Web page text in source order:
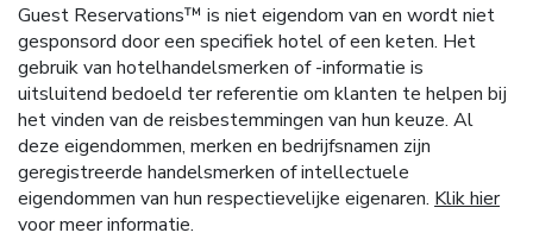
Guest Reservations™ is niet eigendom van en wordt niet
gesponsord door een specifiek hotel of een keten. Het
gebruik van hotelhandelsmerken of -informatie is
uitsluitend bedoeld ter referentie om klanten te helpen bij
het vinden van de reisbestemmingen van hun keuze. Al
deze eigendommen, merken en bedrijfsnamen zijn
geregistreerde handelsmerken of intellectuele
eigendommen van hun respectievelijke eigenaren. Klik hier
voor meer informatie.